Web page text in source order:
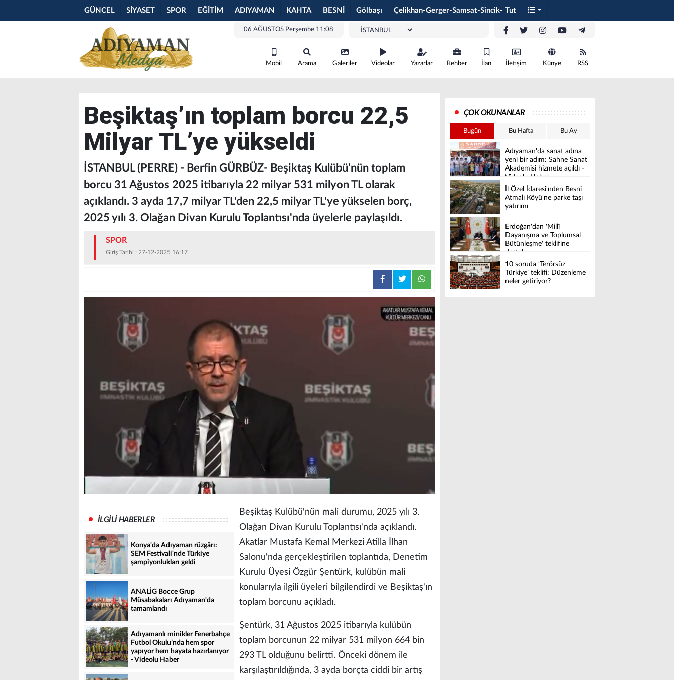
GÜNCEL SİYASET SPOR EĞİTİM ADIYAMAN KAHTA BESNİ Gölbaşı Çelikhan-Gerger-Samsat-Sincik- Tut
06 AĞUSTOS Perşembe 11:08
Mobil Arama Galeriler Videolar Yazarlar Rehber İlan İletişim Künye RSS
Beşiktaş’ın toplam borcu 22,5
Milyar TL’ye yükseldi
İSTANBUL (PERRE) - Berfin GÜRBÜZ- Beşiktaş Kulübü'nün toplam
borcu 31 Ağustos 2025 itibarıyla 22 milyar 531 milyon TL olarak
açıklandı. 3 ayda 17,7 milyar TL'den 22,5 milyar TL'ye yükselen borç,
2025 yılı 3. Olağan Divan Kurulu Toplantısı'nda üyelerle paylaşıldı.
SPOR
Giriş Tarihi : 27-12-2025 16:17
İLGİLİ HABERLER
Konya'da Adıyaman rüzgârı:
SEM Festivali'nde Türkiye
şampiyonlukları geldi
ANALİG Bocce Grup
Müsabakaları Adıyaman'da
tamamlandı
Adıyamanlı minikler Fenerbahçe
Futbol Okulu’nda hem spor
yapıyor hem hayata hazırlanıyor
- Videolu Haber
Beşiktaş Kulübü'nün mali durumu, 2025 yılı 3.
Olağan Divan Kurulu Toplantısı'nda açıklandı.
Akatlar Mustafa Kemal Merkezi Atilla İlhan
Salonu'nda gerçekleştirilen toplantıda, Denetim
Kurulu Üyesi Özgür Şentürk, kulübün mali
konularıyla ilgili üyeleri bilgilendirdi ve Beşiktaş'ın
toplam borcunu açıkladı.
Şentürk, 31 Ağustos 2025 itibarıyla kulübün
toplam borcunun 22 milyar 531 milyon 664 bin
293 TL olduğunu belirtti. Önceki dönem ile
karşılaştırıldığında, 3 ayda borçta ciddi bir artış
ÇOK OKUNANLAR
Bugün Bu Hafta Bu Ay
Adıyaman'da sanat adına
yeni bir adım: Sahne Sanat
Akademisi hizmete açıldı -
Videolu Haber
İl Özel İdaresi'nden Besni
Atmalı Köyü'ne parke taşı
yatırımı
Erdoğan'dan 'Millî
Dayanışma ve Toplumsal
Bütünleşme' teklifine
destek
10 soruda ‘Terörsüz
Türkiye’ teklifi: Düzenleme
neler getiriyor?